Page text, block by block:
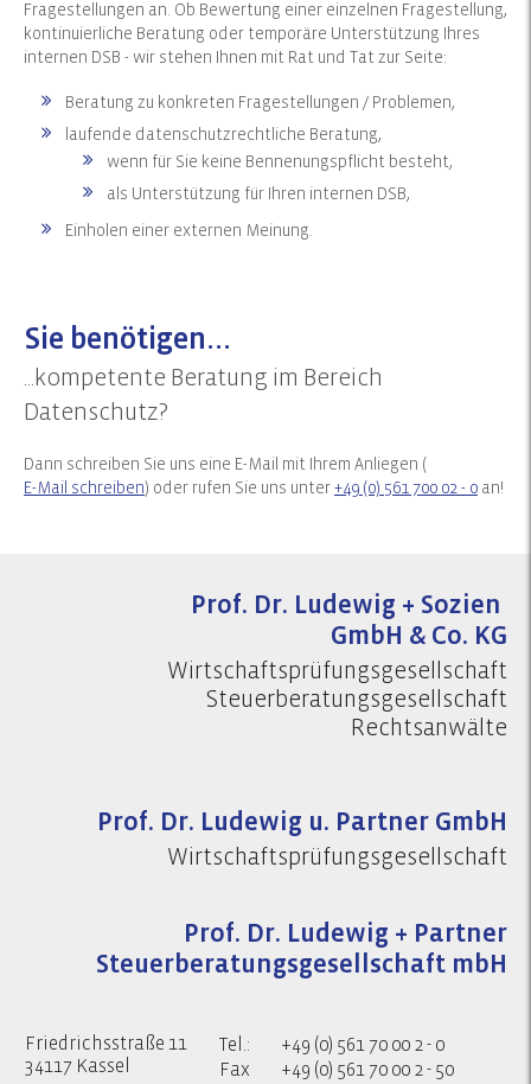
Fragestellungen an. Ob Bewertung einer einzelnen Fragestellung,
kontinuierliche Beratung oder temporäre Unterstützung Ihres
internen DSB - wir stehen Ihnen mit Rat und Tat zur Seite:
Beratung zu konkreten Fragestellungen / Problemen,
laufende datenschutzrechtliche Beratung,
wenn für Sie keine Bennenungspflicht besteht,
als Unterstützung für Ihren internen DSB,
Einholen einer externen Meinung.
Sie benötigen...
...kompetente Beratung im Bereich
Datenschutz?
Dann schreiben Sie uns eine E-Mail mit Ihrem Anliegen (
E-Mail schreiben) oder rufen Sie uns unter+49 (0) 561 700 02 - 0 an!
Prof. Dr. Ludewig + Sozien
GmbH & Co. KG
Wirtschaftsprüfungsgesellschaft
Steuerberatungsgesellschaft
Rechtsanwälte
Prof. Dr. Ludewig u. Partner GmbH
Wirtschaftsprüfungsgesellschaft
Prof. Dr. Ludewig + Partner
Steuerberatungsgesellschaft mbH
Friedrichsstraße 11
34117 Kassel
Tel.:
+49 (0) 561 70 00 2 - 0
Fax
+49 (0) 561 70 00 2 - 50